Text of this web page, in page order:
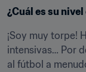
¿Cuál es su
¡Soy muy torpe!
intensivas… Por
al fútbol a